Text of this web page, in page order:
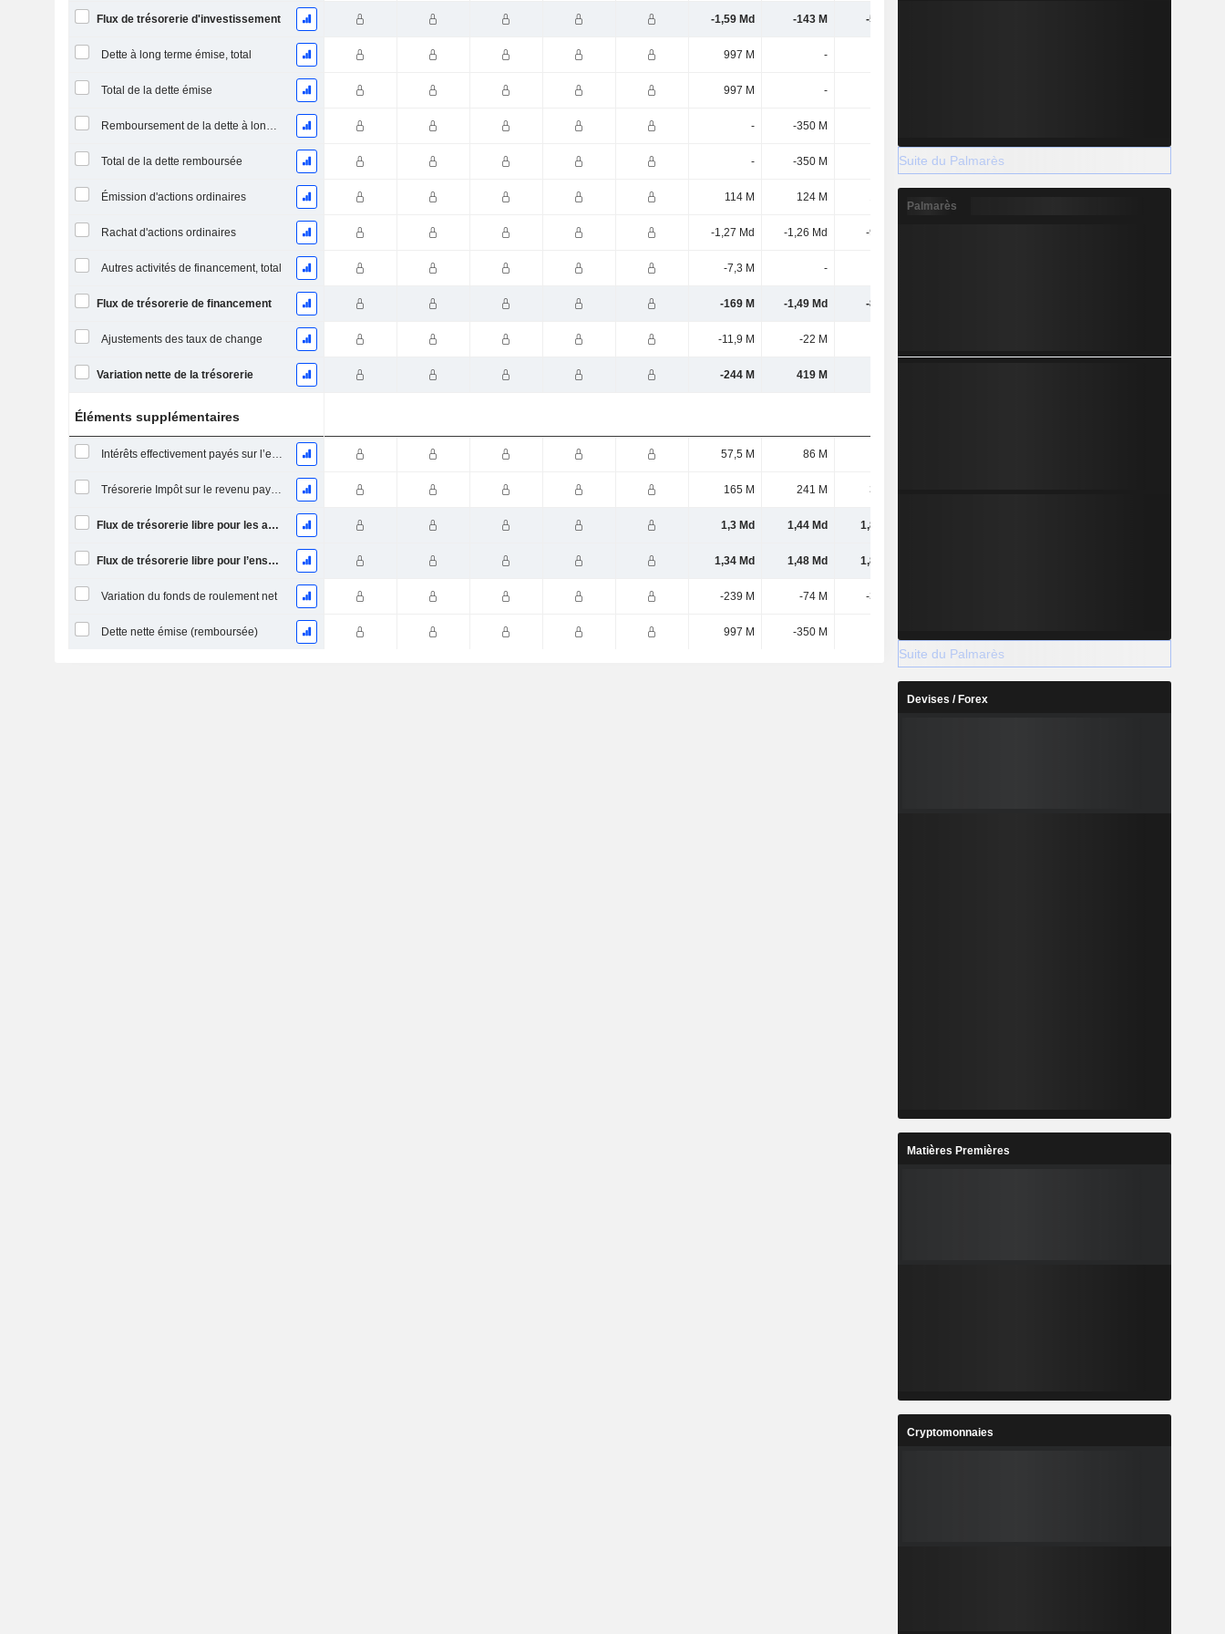
Flux de trésorerie d'investissement -1,59 Md -143 M -502 M
Dette à long terme émise, total 997 M -
Total de la dette émise 997 M -
Remboursement de la dette à long terme, total - -350 M
Total de la dette remboursée - -350 M - -
Émission d'actions ordinaires 114 M 124 M 121 M
Rachat d'actions ordinaires -1,27 Md -1,26 Md -982 M
Autres activités de financement, total -7,3 M -
Flux de trésorerie de financement -169 M -1,49 Md -852 M
Ajustements des taux de change -11,9 M -22 M
Variation nette de la trésorerie -244 M 419 M
Éléments supplémentaires
Intérêts effectivement payés sur l’exercice 57,5 M 86 M
Trésorerie Impôt sur le revenu payé (remboursement)Impôt effectivement payé (remboursé) sur l’exercice 165 M 241 M 321 M
Flux de trésorerie libre pour les actionnaires FCFE 1,3 Md 1,44 Md 1,82 Md
Flux de trésorerie libre pour l’ensemble des pourvoyeurs de fonds (créanciers et actionnaires) FCFF 1,34 Md 1,48 Md 1,82 Md
Variation du fonds de roulement net -239 M -74 M -305 M
Dette nette émise (remboursée) 997 M -350 M
Suite du Palmarès
Palmarès
Suite du Palmarès
Devises / Forex
Matières Premières
Cryptomonnaies